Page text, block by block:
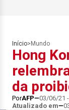
Início> Mundo
Hong
da
PorAFP 03/06/21
Atualizado em